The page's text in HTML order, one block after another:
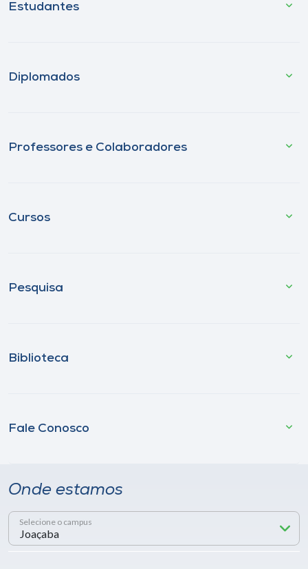
Estudantes
Diplomados
Professores e Colaboradores
Cursos
Pesquisa
Biblioteca
Fale Conosco
Onde estamos
Selecione o campus